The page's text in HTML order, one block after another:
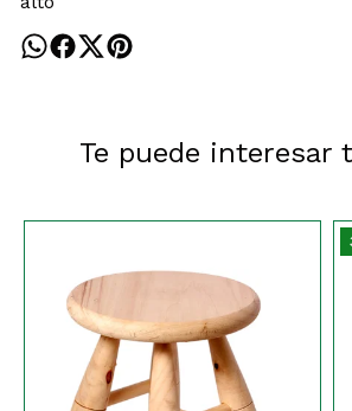
Te puede interesar